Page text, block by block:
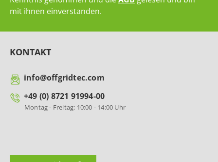
mit ihnen einverstanden.
KONTAKT
info@offgridtec.com
+49 (0) 8721 91994-00
Montag - Freitag: 10:00 - 14:00 Uhr